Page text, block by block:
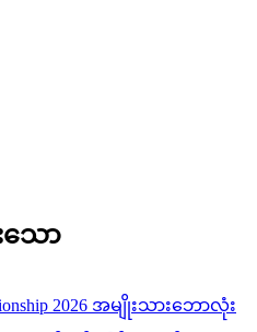
ော
2026 အမျိုးသားဘောလုံး